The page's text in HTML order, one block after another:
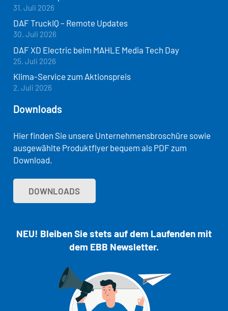
31. Juli 2026
DAF TruckIQ – Remote Updates
30. Juli 2026
DAF XD Electric beim MAHLE Media Tech Day
25. Juli 2026
Klima-Service zum Aktionspreis
2. Juli 2026
Downloads
Hier finden Sie unsere Unternehmensbroschüre sowie
ausgewählte Produktflyer bequem als PDF zum
Download.
DOWNLOADS
NEU! Bleiben Sie stets auf dem Laufenden mit
dem EBB Newsletter.